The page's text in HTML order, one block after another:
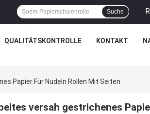
Suche
QUALITÄTSKONTROLLE KONTAKT
Papier Für Nudeln Rollen Mit Seiten
versah gestrichenes